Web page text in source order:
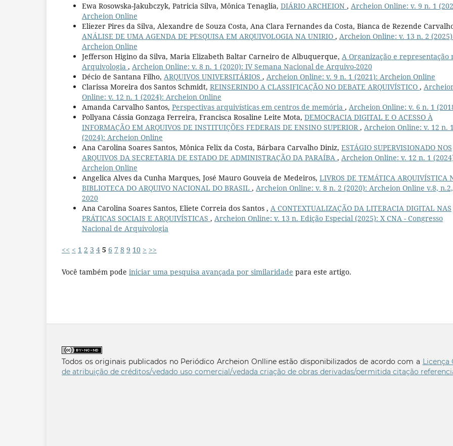
Ewa Rosowska-Jakubczyk, Patricia Silva, Mônica Tenaglia, DIÁRIO ARCHEION , Archeion Online: v. 9 n. 1
Archeion Online
Eliezer Pires da Silva, Alexandre de Souza Costa, Ana Clara Fernandes da Costa, Bianca de Rezende
ANÁLISE DE UMA AGENDA DE PESQUISA EM ARQUIVOLOGIA NA UNIRIO , Archeion Online: v. 13 n. 2
Archeion Online
Jefferson Higino da Silva, Maria Elizabeth Baltar Carneiro de Albuquerque, A Organização e representação
Arquivologia , Archeion Online: v. 8 n. 1 (2020): IV Semana Nacional de Arquivo-2020
Décio de Santana Filho, ARQUIVOS UNIVERSITÁRIOS , Archeion Online: v. 9 n. 1 (2021): Archeion Online
Clarissa Moreira dos Santos Schmidt, REINSERINDO A CLASSIFICAÇÃO NO DEBATE ARQUIVÍSTICO ,
Online: v. 12 n. 1 (2024): Archeion Online
Amanda Carvalho Santos, Perspectivas arquivísticas em centros de memória , Archeion Online: v. 6 n. 1
Pollyana Cássia Gonzaga Ferreira, Francisca Rosaline Leite Mota, DEMOCRACIA DIGITAL E O ACESSO À
INFORMAÇÃO EM ARQUIVOS DE INSTITUIÇÕES FEDERAIS DE ENSINO SUPERIOR, Archeion Online: v. 12 n.
(2024): Archeion Online
Ana Carolina Soares Santos, Mônica Felix da Costa, Bárbara Carvalho Diniz, ESTÁGIO SUPERVISIONADO NOS
ARQUIVOS DA SECRETARIA DE ESTADO DE ADMINISTRAÇÃO DA PARAÍBA , Archeion Online: v. 12 n. 1
Archeion Online
Angelica Alves da Cunha Marques, José Mauro Gouveia de Medeiros, LIVROS DE TEMÁTICA ARQUIVÍSTICA
BIBLIOTECA DO ARQUIVO NACIONAL DO BRASIL , Archeion Online: v. 8 n. 2 (2020): Archeion Online v.8, n.2,
2020
Ana Carolina Soares Santos, Eliete Correia dos Santos , A CONTEXTUALIZAÇÃO DA LITERACIA DIGITAL NAS
PRÁTICAS SOCIAIS E ARQUIVÍSTICAS , Archeion Online: v. 13 n. Edição Especial (2025): X CNA - Congresso
Nacional de Arquivologia
<< < 1 2 3 4 5 6 7 8 9 10 > >>
Você também pode iniciar uma pesquisa avançada por similaridade para este artigo.
Todos os originais publicados no Periódico Archeion Onlline estão disponibilizados de acordo com a Licença
de atribuição de créditos/vedado uso comercial/vedada criação de obras derivadas/permitida citação